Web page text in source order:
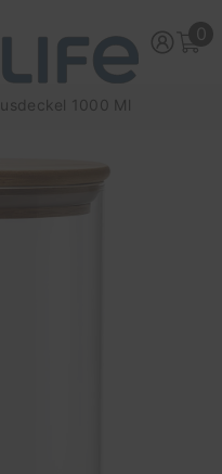
00
1000 Ml